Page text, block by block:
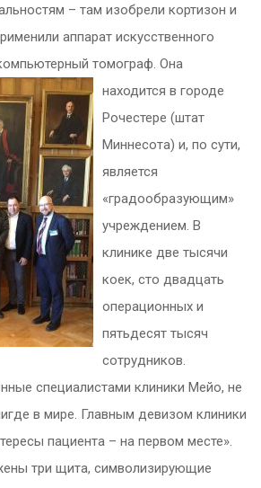
– там изобрели кортизон и
аппарат искусственного
й томограф. Она
находится в городе
Рочестере (штат
Миннесота) и, по сути,
является
«градообразующим»
учреждением. В
клинике две тысячи
коек, сто двадцать
операционных и
пятьдесят тысяч
сотрудников.
специалистами клиники Мейо, не
в мире. Главным девизом клиники
пациента – на первом месте».
три щита, символизирующие